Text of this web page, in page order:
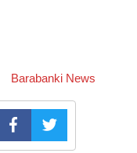
Barabanki News